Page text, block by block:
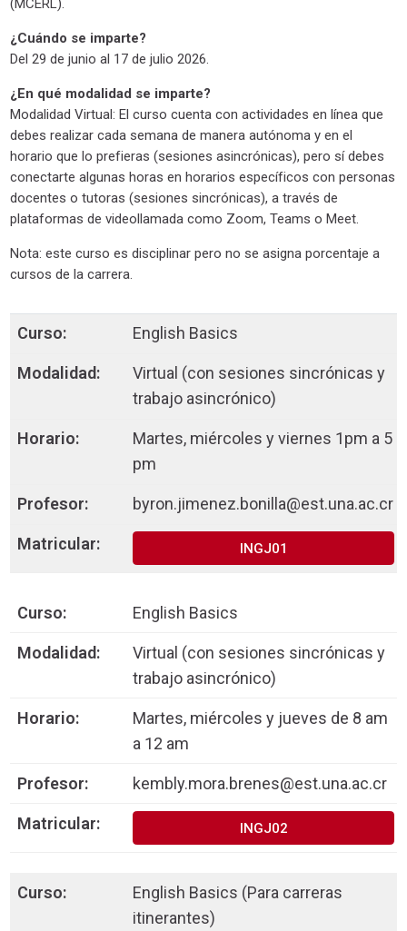
¿Cuándo se imparte?
Del 29 de junio al 17 de julio 2026.
¿En qué modalidad se imparte?
Modalidad Virtual: El curso cuenta con actividades en línea que
debes realizar cada semana de manera autónoma y en el
horario que lo prefieras (sesiones asincrónicas), pero sí debes
conectarte algunas horas en horarios específicos con personas
docentes o tutoras (sesiones sincrónicas), a través de
plataformas de videollamada como Zoom, Teams o Meet.
Nota: este curso es disciplinar pero no se asigna porcentaje a
cursos de la carrera.
English Basics
Virtual (con sesiones sincrónicas y
trabajo asincrónico)
Martes, miércoles y viernes 1pm a 5
pm
byron.jimenez.bonilla@est.una.ac.cr
INGJ01
English Basics
Virtual (con sesiones sincrónicas y
trabajo asincrónico)
Martes, miércoles y jueves de 8 am
a 12 am
kembly.mora.brenes@est.una.ac.cr
INGJ02
English Basics (Para carreras
itinerantes)